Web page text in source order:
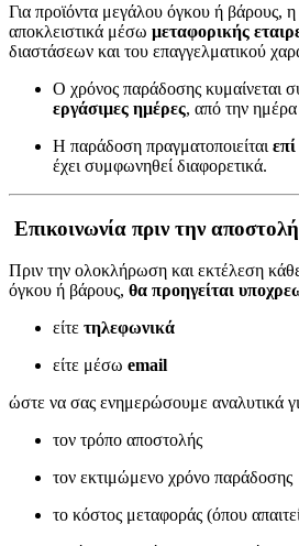
Για προϊόντα μεγάλου όγκου ή βάρους, η
αποκλειστικά μέσω μεταφορικής
διαστάσεων και του επαγγελματικού
Ο χρόνος παράδοσης κυμαίνεται
εργάσιμες ημέρες, από την
Η παράδοση πραγματοποιείται
έχει συμφωνηθεί διαφορετικά.
Επικοινωνία πριν την αποστολή
Πριν την ολοκλήρωση και εκτέλεση
όγκου ή βάρους, θα προηγείται
είτε τηλεφωνικά
είτε μέσω email
ώστε να σας ενημερώσουμε αναλυτικά
τον τρόπο αποστολής
τον εκτιμώμενο χρόνο παράδοσης
το κόστος μεταφοράς (όπου